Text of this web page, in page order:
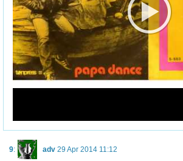
9: adv 29 Apr 2014 11:12